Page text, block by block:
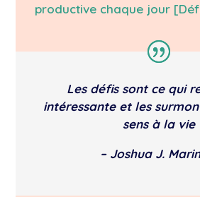
productive chaque jour
Les défis sont ce qui
intéressante et les
sens à la vie
– Joshua J.